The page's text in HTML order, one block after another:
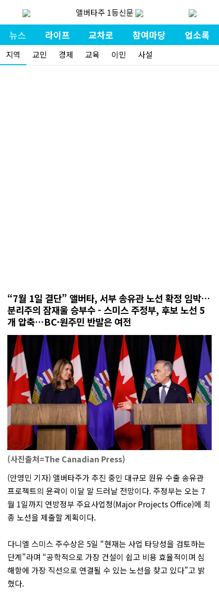
앨버타주 1등신문
뉴스 라이프 교차로 참여마당 업소록
지역 교민 경제 교육 이민 사설
“7월 1일 결단” 앨버타, 서부 송유관 노선 확정 임박…
분리주의 잠재울 승부수 - 스미스 주정부, 후보 노선 5
개 압축…BC·원주민 반발은 여전
(사진출처=The Canadian Press)
(안영민 기자) 앨버타주가 추진 중인 대규모 원유 수출 송유관
프로젝트의 윤곽이 이달 말 드러날 전망이다. 주정부는 오는 7
월 1일까지 연방정부 주요사업청(Major Projects Office)에 최
종 노선을 제출할 계획이다.
다니엘 스미스 주수상은 5일 “현재는 사업 타당성을 검토하는
단계”라며 “공학적으로 가장 건설이 쉽고 비용 효율적이며 심
해항에 가장 직선으로 연결될 수 있는 노선을 찾고 있다”고 밝
혔다.